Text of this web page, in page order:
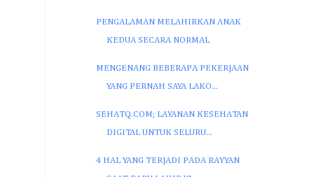
PENGALAMAN MELAHIRKAN ANAK
KEDUA SECARA NORMAL
MENGENANG BEBERAPA PEKERJAAN
YANG PERNAH SAYA LAKO...
SEHATQ.COM; LAYANAN KESEHATAN
DIGITAL UNTUK SELURU...
4 HAL YANG TERJADI PADA RAYYAN